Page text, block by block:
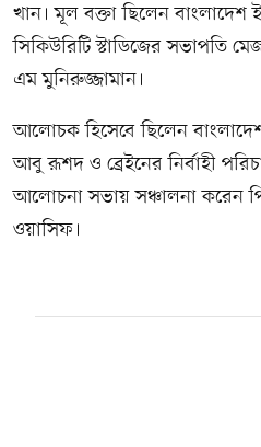
খান। মূল বক্তা ছিলেন বাংলাদেশ
সিকিউরিটি স্টাডিজের সভাপতি
এম মুনিরুজ্জামান।
আলোচক হিসেবে ছিলেন
আবু রূশদ ও ব্রেইনের নির্বাহী
আলোচনা সভায় সঞ্চালনা করেন
ওয়াসিফ।